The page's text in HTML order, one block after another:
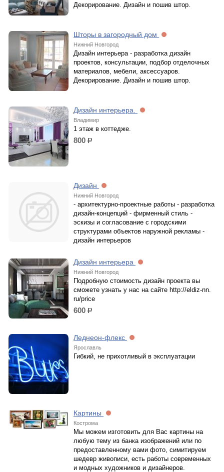
Декорирование. Дизайн и пошив штор.
Шторы в загородный дом
Нижний Новгород
Дизайн интерьера - разработка дизайн
проектов, консультации, подбор отделочных
материалов, мебели, аксессуаров.
Декорирование. Дизайн и пошив штор.
Дизайн интерьера.
Владимир
1 этаж в коттедже.
800 р.
Дизайн
Нижний Новгород
- архитектурно-проектные работы - разработка
дизайн-концепций - фирменный стиль -
эскизы и согласование с городскими
структурами объектов наружной рекламы -
дизайн интерьеров
Дизайн интерьера
Нижний Новгород
Подробную стоимость дизайн проекта вы
сможете узнать у нас на сайте http://eldiz-nn.
ru/price
600 р.
Леднеон-флекс
Ярославль
Гибкий, не прихотливый в эксплуатации
Картины
Кострома
Мы можем изготовить для Вас картины на
любую тему из банка изображений или по
предоставленному вами фото, симитируем
шедевр живописи, есть работы современных
и модных художников и дизайнеров.